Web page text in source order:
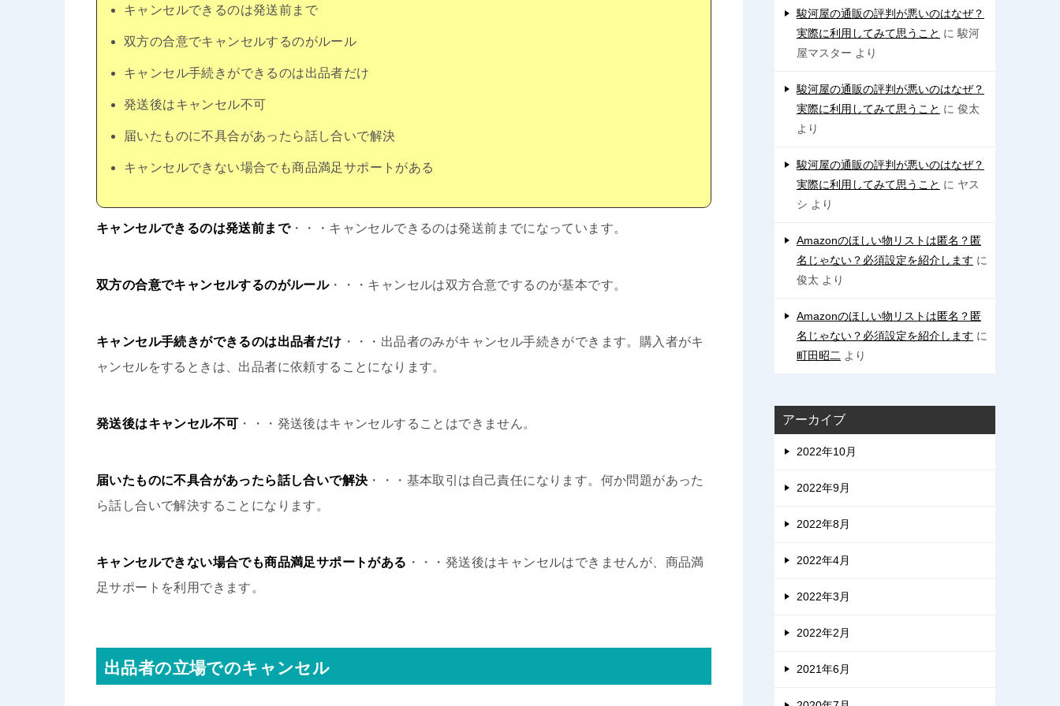
キャンセルできるのは発送前まで
双方の合意でキャンセルするのがルール
キャンセル手続きができるのは出品者だけ
発送後はキャンセル不可
届いたものに不具合があったら話し合いで解決
キャンセルできない場合でも商品満足サポートがある
キャンセルできるのは発送前まで・・・キャンセルできるのは発送前までになっています。
双方の合意でキャンセルするのがルール・・・キャンセルは双方合意でするのが基本です。
キャンセル手続きができるのは出品者だけ ・・・出品者のみがキャンセル手続きができます。購入者がキ
ャンセルをするときは、出品者に依頼することになります。
発送後はキャンセル不可 ・・・発送後はキャンセルすることはできません。
届いたものに不具合があったら話し合いで解決 ・・・基本取引は自己責任になります。何か問題があった
ら話し合いで解決することになります。
キャンセルできない場合でも商品満足サポートがある ・・・発送後はキャンセルはできませんが、商品満
足サポートを利用できます。
出品者の立場でのキャンセル
駿河屋の通販の評判が悪いのはなぜ？
実際に利用してみて思うこと に 駿河
屋マスター より
駿河屋の通販の評判が悪いのはなぜ？
実際に利用してみて思うこと に 俊太
より
駿河屋の通販の評判が悪いのはなぜ？
実際に利用してみて思うこと に ヤス
シ より
Amazonのほしい物リストは匿名？匿
名じゃない？必須設定を紹介します に
俊太 より
Amazonのほしい物リストは匿名？匿
名じゃない？必須設定を紹介します に
町田昭二 より
アーカイブ
2022年10月
2022年9月
2022年8月
2022年4月
2022年3月
2022年2月
2021年6月